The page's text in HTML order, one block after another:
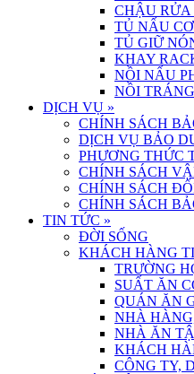
CHẬU RỬA
TỦ NẤU
TỦ GIỮ
KHAY
NỒI NẤU
NỒI
DỊCH VỤ »
CHÍNH SÁCH
DỊCH VỤ BẢO
PHƯƠNG THỨC
CHÍNH SÁCH
CHÍNH SÁCH
CHÍNH SÁCH
TIN TỨC »
ĐỜI SỐNG
KHÁCH HÀNG
TRƯỜNG
SUẤT ĂN
QUÁN ĂN
NHÀ
NHÀ ĂN
KHÁCH
CÔNG TY,